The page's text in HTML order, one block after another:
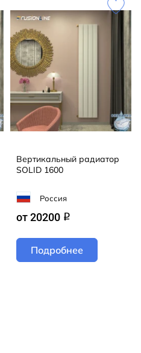
Вертикальный радиатор
SOLID 1600
Россия
от 20200 q
Подробнее